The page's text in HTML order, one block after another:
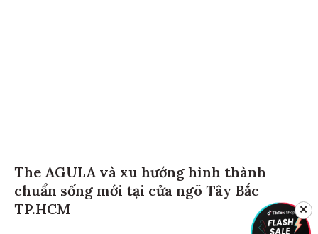
The AGULA và xu hướng hình thành
chuẩn sống mới tại cửa ngõ Tây Bắc
TP.HCM
✕